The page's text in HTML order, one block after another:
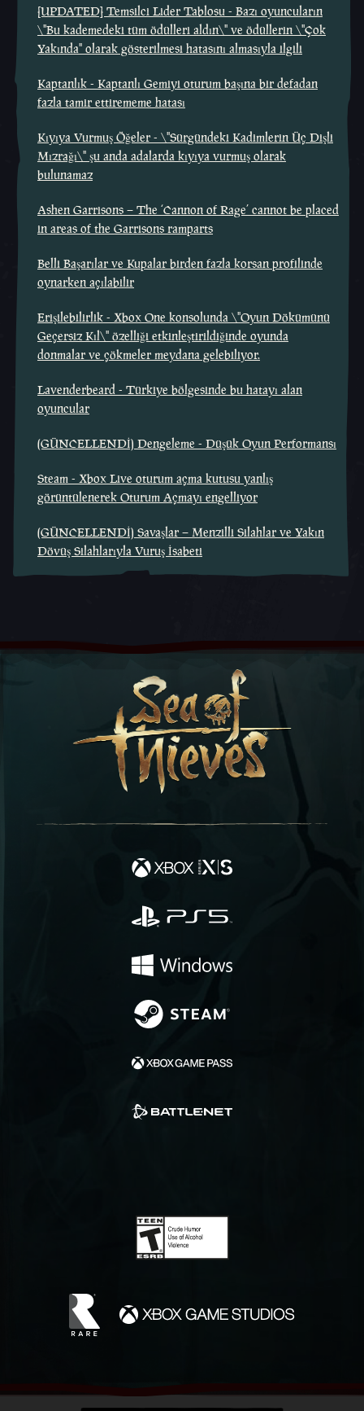
[UPDATED] Temsilci Lider Tablosu - Bazı oyuncuların
\"Bu kademedeki tüm ödülleri aldın\" ve ödüllerin \"Çok
Yakında" olarak gösterilmesi hatasını almasıyla ilgili
Kaptanlık - Kaptanlı Gemiyi oturum başına bir defadan
fazla tamir ettirememe hatası
Kıyıya Vurmuş Öğeler - \"Sürgündeki Kadimlerin Üç Dişli
Mızrağı\" şu anda adalarda kıyıya vurmuş olarak
bulunamaz
Ashen Garrisons – The ‘Cannon of Rage’ cannot be placed
in areas of the Garrisons ramparts
Belli Başarılar ve Kupalar birden fazla korsan profilinde
oynarken açılabilir
Erişilebilirlik - Xbox One konsolunda \"Oyun Dökümünü
Geçersiz Kıl\" özelliği etkinleştirildiğinde oyunda
donmalar ve çökmeler meydana gelebiliyor.
Lavenderbeard - Türkiye bölgesinde bu hatayı alan
oyuncular
(GÜNCELLENDİ) Dengeleme - Düşük Oyun Performansı
Steam - Xbox Live oturum açma kutusu yanlış
görüntülenerek Oturum Açmayı engelliyor
(GÜNCELLENDİ) Savaşlar – Menzilli Silahlar ve Yakın
Dövüş Silahlarıyla Vuruş İsabeti